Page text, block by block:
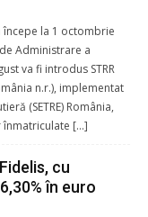
la 1 octombrie
Administrare a
va fi introdus STRR
n.r.), implementat
(SETRE) România,
înmatriculate […]
cu
în euro